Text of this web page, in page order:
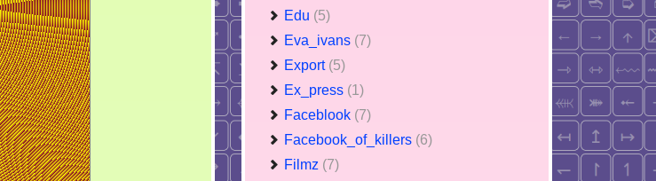
Edu (5)
Eva_ivans (7)
Export (5)
Ex_press (1)
Faceblook (7)
Facebook_of_killers (6)
Filmz (7)